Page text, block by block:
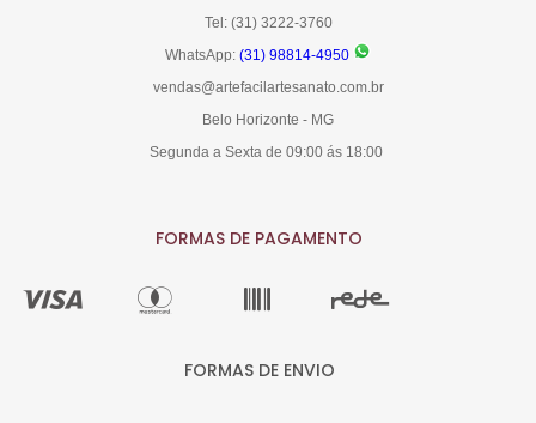
Tel: (31) 3222-3760
WhatsApp: (31) 98814-4950
vendas@artefacilartesanato.com.br
Belo Horizonte - MG
Segunda a Sexta de 09:00 ás 18:00
FORMAS DE PAGAMENTO
FORMAS DE ENVIO